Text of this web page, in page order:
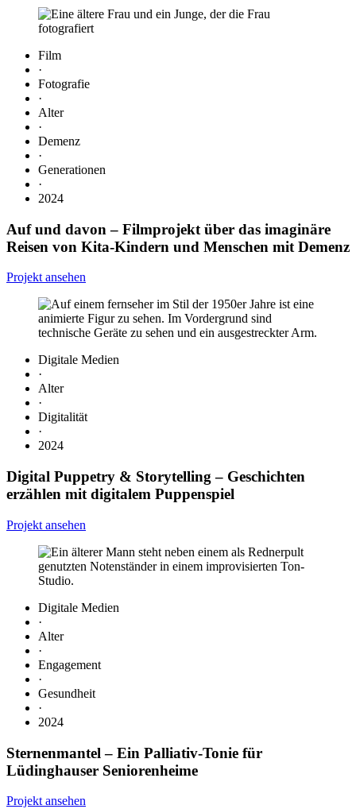
Film
·
Fotografie
·
Alter
·
Demenz
·
Generationen
·
2024
Auf und davon– Filmprojekt über das imaginäre
Reisen von Kita-Kindern und Menschen mit Demenz
Projekt ansehen
Digitale Medien
·
Alter
·
Digitalität
·
2024
Digital Puppetry & Storytelling– Geschichten
erzählen mit digitalem Puppenspiel
Projekt ansehen
Digitale Medien
·
Alter
·
Engagement
·
Gesundheit
·
2024
Sternenmantel– Ein Palliativ-Tonie für
Lüdinghauser Seniorenheime
Projekt ansehen